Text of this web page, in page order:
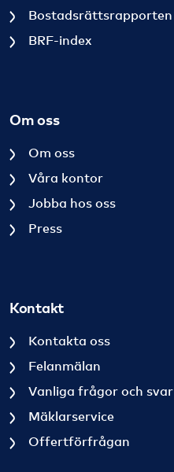
Bostadsrättsrapporten
BRF-index
Om oss
Om oss
Våra kontor
Jobba hos oss
Press
Kontakt
Kontakta oss
Felanmälan
Vanliga frågor och svar
Mäklarservice
Offertförfrågan